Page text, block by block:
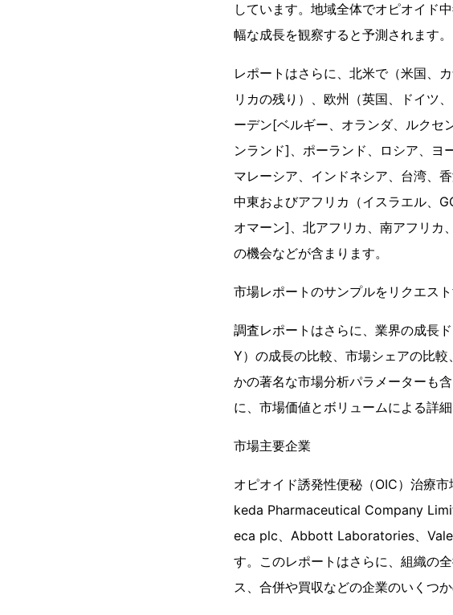
しています。地域全体でオピオイド
幅な成長を観察すると予測されます。
レポートはさらに、北米で（米国、
リカの残り）、欧州（英国、ドイツ
ーデン[ベルギー、オランダ、ルクセ
ンランド]、ポーランド、ロシア、ヨ
マレーシア、インドネシア、台湾、
中東およびアフリカ（イスラエル、
オマーン]、北アフリカ、南アフリ
の機会などが含まります。
市場レポートのサンプルをリクエス
調査レポートはさらに、業界の成長
Y）の成長の比較、市場シェアの比
かの著名な市場分析パラメーターも
に、市場価値とボリュームによる詳
市場主要企業
オピオイド誘発性便秘（OIC）治療
keda Pharmaceutical Company
eca plc、Abbott Laboratories、
す。このレポートはさらに、組織の
ス、合併や買収などの企業のいくつ